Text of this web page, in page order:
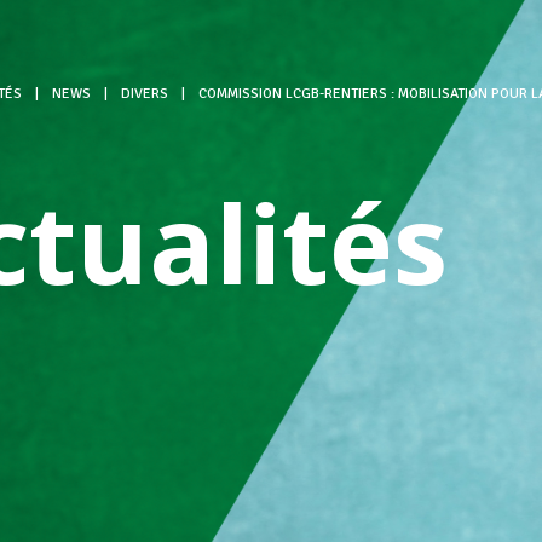
NEWS DIVERS COMMISSION LCGB-RENTIERS : MOBILISATION POUR